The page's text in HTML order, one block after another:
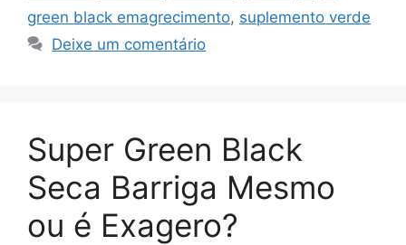
green black emagrecimento, suplemento verde
Deixe um comentário
Super Green Black
Seca Barriga Mesmo
ou é Exagero?